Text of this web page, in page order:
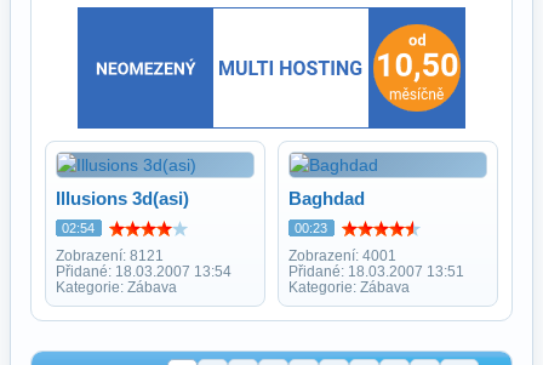
Illusions 3d(asi)
02:54
Zobrazení: 8121
Přidané: 18.03.2007 13:54
Kategorie: Zábava
Baghdad
00:23
Zobrazení: 4001
Přidané: 18.03.2007 13:51
Kategorie: Zábava